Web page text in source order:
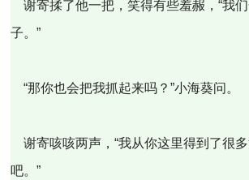
谢寄揉了他一把，笑得有些羞赧，“我
子。”
“那你也会把我抓起来吗？”小海葵问。
谢寄咳咳两声，“我从你这里得到了很
吧。”